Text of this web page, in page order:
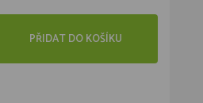
PŘIDAT DO KOŠÍKU